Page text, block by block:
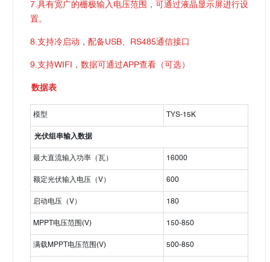
7.具有宽广的栅极输入电压范围，可通过液晶显示屏进行设
置。
8.支持冷启动，配备USB、RS485通信接口
9.支持WIFI，数据可通过APP查看（可选）
数据表
模型 TYS-15K
光伏组串输入数据
最大直流输入功率（瓦） 16000
额定光伏输入电压（V） 600
启动电压（V） 180
MPPT电压范围(V) 150-850
满载MPPT电压范围(V) 500-850